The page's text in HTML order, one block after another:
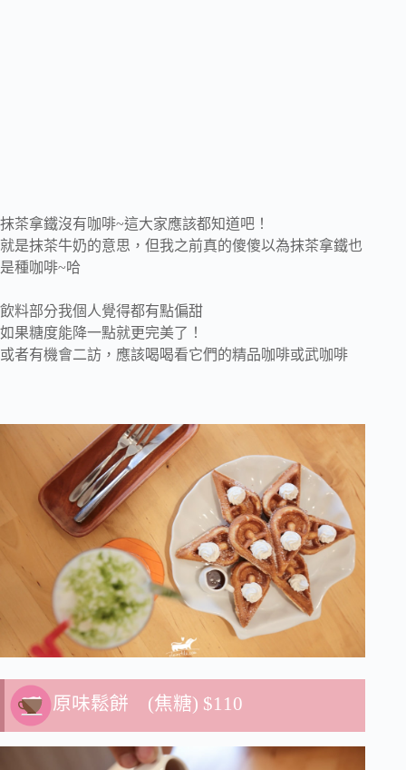
抹茶拿鐵沒有咖啡~這大家應該都知道吧！
就是抹茶牛奶的意思，但我之前真的傻傻以為抹茶拿鐵也
是種咖啡~哈
飲料部分我個人覺得都有點偏甜
如果糖度能降一點就更完美了！
或者有機會二訪，應該喝喝看它們的精品咖啡或武咖啡
原味鬆餅 (焦糖) $110